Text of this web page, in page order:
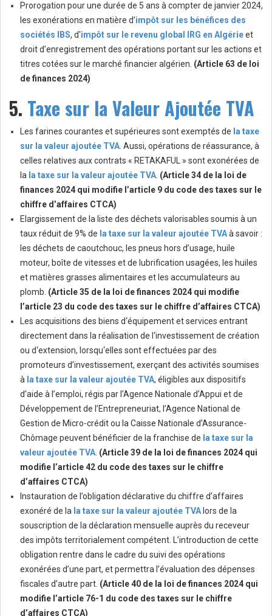
Prorogation pour une durée de 5 ans à compter de janvier 2024,
les exonérations en matière d’impôt sur les bénéfices des
sociétés IBS, d'impôt sur le revenu global IRG en Algérieet
droit d’enregistrement des opérations portant sur les actions et
titres cotées sur le marché financier algérien. (Article 63 de loi
de finances 2024)
5. Taxe sur la Valeur Ajoutée TVA
Les farines courantes et supérieures sont exemptés de la taxe
sur la valeur ajoutée TVA . Aussi, opérations de réassurance, à
celles relatives aux contrats « RETAKAFUL » sont exonérées de
la la taxe sur la valeur ajoutée TVA (Article 34 de la loi de
finances 2024 qui modifie l’article 9 du code des taxes sur le
chiffre d’affaires CTCA)
Elargissement de la liste des déchets valorisables soumis à un
taux réduit de 9% de la taxe sur la valeur ajoutée TVAà savoir :
les déchets de caoutchouc, les pneus hors d’usage, huile
moteur, boîte de vitesses et de lubrification usagées, les huiles
et matières grasses alimentaires et les accumulateurs au
plomb. (Article 35 de la loi de finances 2024 qui modifie
l’article 23 du code des taxes sur le chiffre d’affaires CTCA)
Les acquisitions des biens d‘équipement et services entrant
directement dans la réalisation de l‘investissement de création
ou d‘extension, lorsqu‘elles sont effectuées par des
promoteurs d’investissement, exerçant des activités soumises
à la taxe sur la valeur ajoutée TVA, éligibles aux dispositifs
d’aide à l’emploi, régis par l’Agence Nationale d’Appui et de
Développement de l’Entrepreneuriat, l’Agence National de
Gestion de Micro-crédit ou la Caisse Nationale d’Assurance-
Chômage peuvent bénéficier de la franchise de la taxe sur la
valeur ajoutée TVA (Article 39 de la loi de finances 2024 qui
modifie l’article 42 du code des taxes sur le chiffre
d’affaires CTCA)
Instauration de l’obligation déclarative du chiffre d’affaires
exonéré de la la taxe sur la valeur ajoutée TVA lors de la
souscription de la déclaration mensuelle auprès du receveur
des impôts territorialement compétent. L’introduction de cette
obligation rentre dans le cadre du suivi des opérations
exonérées d’une part, et permettra l’évaluation des dépenses
fiscales d’autre part. (Article 40 de la loi de finances 2024 qui
modifie l’article 76-1 du code des taxes sur le chiffre
d’affaires CTCA)